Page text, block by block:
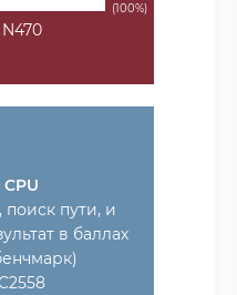
(100%)
поиск пути, и
в баллах